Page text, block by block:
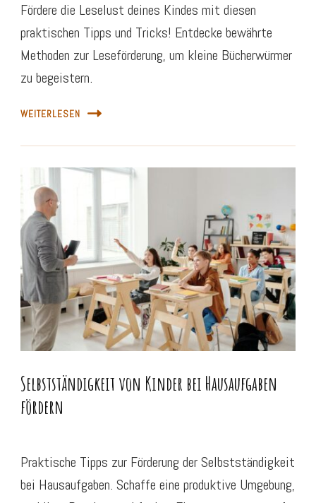
Fördere die Leselust deines Kindes mit diesen
praktischen Tipps und Tricks! Entdecke bewährte
Methoden zur Leseförderung, um kleine Bücherwürmer
zu begeistern.
WEITERLESEN
Selbstständigkeit von Kinder bei Hausaufgaben
fördern
Praktische Tipps zur Förderung der Selbstständigkeit
bei Hausaufgaben. Schaffe eine produktive Umgebung,